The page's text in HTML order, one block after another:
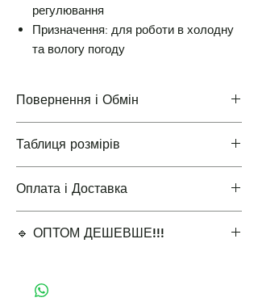
регулювання
Призначення: для роботи в холодну
та вологу погоду
Повернення і Обмін
Повернення і Обмін
Таблиця розмірів
Таблиці розмірів одягу
Оплата і Доставка
Варіанти оплати і доставки
🔹 ОПТОМ ДЕШЕВШЕ!!!
оптової ціни.
🔹 Виберіть кількість для оптової знижки: